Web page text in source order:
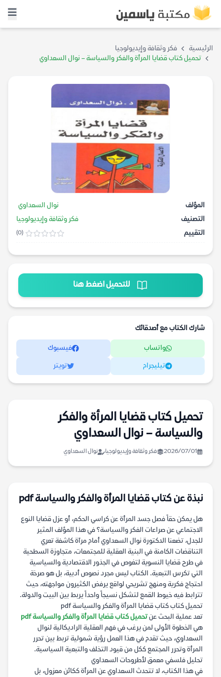
الرئيسية
فكر وثقافة وإيديولوجيا
تحميل كتاب قضايا المرأة والفكر والسياسة – نوال السعداوي
المؤلف
نوال السعداوي
التصنيف
فكر وثقافة وإيديولوجيا
التقييم
(0)
للتحميل اضغط هنا
شارك الكتاب مع أصدقائك
واتساب فيسبوك
تيليجرام تويتر
تحميل كتاب قضايا المرأة والفكر
والسياسة – نوال السعداوي
2026/07/01 فكر وثقافة وإيديولوجيا نوال السعداوي
نبذة عن كتاب قضايا المرأة والفكر والسياسة pdf
هل يمكن حقاً فصل جسد المرأة عن كراسي الحكم، أو عزل قضايا النوع
الاجتماعي عن صراعات الفكر والسياسة؟ في هذا المؤلف المثير
للجدل، تضعنا الدكتورة نوال السعداوي أمام مرآة كاشفة تعري
التناقضات الكامنة في البنية العقلية للمجتمعات، متجاوزة السطحية
في طرح قضايا النسوية لتغوص في الجذور الاقتصادية والسياسية
التي تكرس التبعية. الكتاب ليس مجرد نصوص أدبية، بل هو صرخة
احتجاج فكرية ومنهج تشريحي لواقع يرفض الكثيرون مواجهته، حيث
تترابط فيه خيوط القمع لتشكل نسيجاً واحداً يربط بين البيت والدولة.
تحميل كتاب كتاب قضايا المرأة والفكر والسياسة pdf
تعد عملية البحث عنتحميل كتاب قضايا المرأة والفكر والسياسة pdf
هي الخطوة الأولى لمن يرغب في فهم العقلية الراديكالية لنوال
السعداوي، حيث تقدم في هذا العمل رؤية شمولية تربط بين تحرر
المرأة وتحرر المجتمع ككل من قيود التخلف والتبعية السياسية.
تحليل فلسفي معمق لأطروحات السعداوي
في هذا الكتاب، لا تتحدث السعداوي عن المرأة ككائن معزول، بل